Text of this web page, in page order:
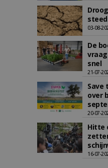
03-08-
De
snel
21-07-
Save
over
20-07-
Hitte
16-07-